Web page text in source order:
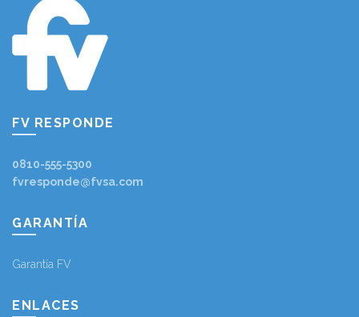
FV RESPONDE
0810-555-5300
fvresponde@fvsa.com
GARANTÍA
Garantía FV
ENLACES